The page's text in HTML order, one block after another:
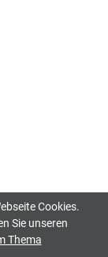
Cookies.
Sie unseren
Thema